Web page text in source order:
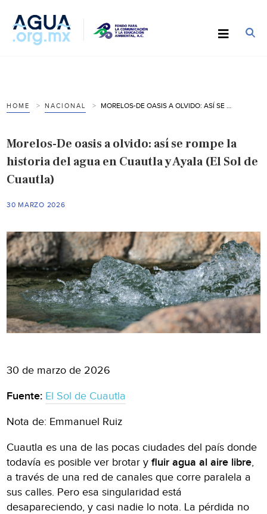
HOME NACIONAL
Morelos-De oasis a olvido: así se rompe la
historia del agua en Cuautla y Ayala (El Sol de
Cuautla)
30 MARZO 2026
30 de marzo de 2026
Fuente: El Sol de Cuautla
Nota de: Emmanuel Ruiz
Cuautla es una de las pocas ciudades del país donde
todavía es posible ver brotar yfluir agua al aire libre,
a través de una red de canales que corre paralela a
sus calles. Pero esa singularidad está
desapareciendo, y casi nadie lo nota. La pérdida no